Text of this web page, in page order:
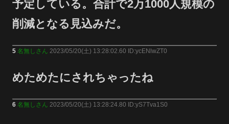
予定している。合計で2万1000人規模の
削減となる見込みだ。
5 名無しさん 2023/05/20(土) 13:28:02.60 ID:ycENlwZT0
めためたにされちゃったね
6 名無しさん 2023/05/20(土) 13:28:24.80 ID:yS7Tva1S0